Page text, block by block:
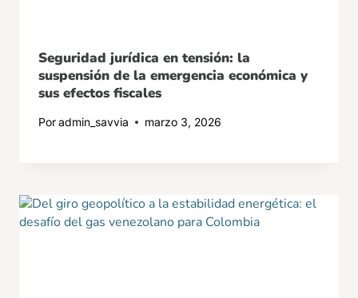
Seguridad jurídica en tensión: la
suspensión de la emergencia económica y
sus efectos fiscales
Poradmin_savvia marzo 3, 2026